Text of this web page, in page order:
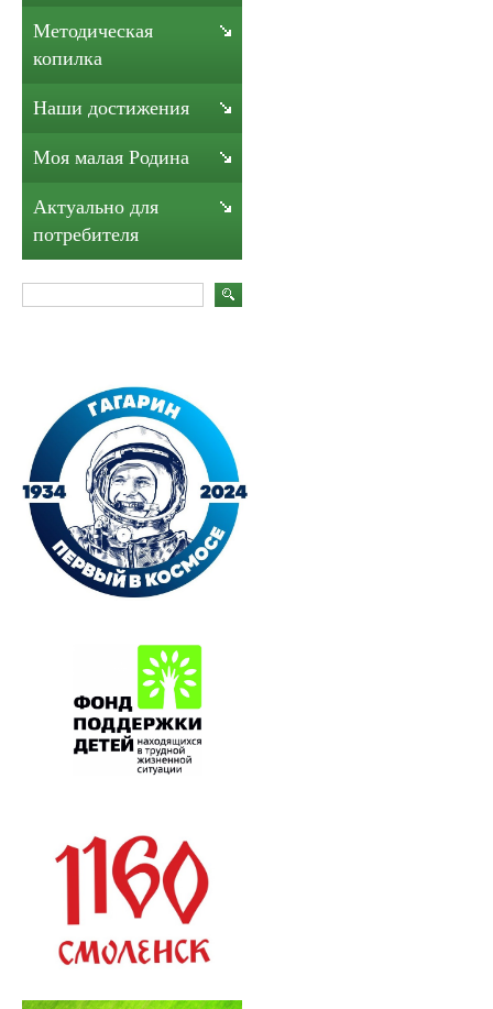
Методическая
копилка
Наши достижения
Моя малая Родина
Актуально для
потребителя